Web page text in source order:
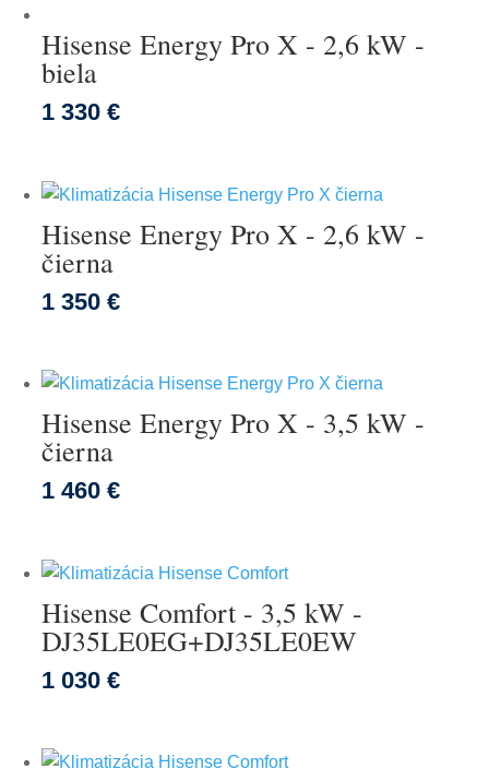
Hisense Energy Pro X - 2,6 kW -
biela
1 330 €
Hisense Energy Pro X - 2,6 kW -
čierna
1 350 €
Hisense Energy Pro X - 3,5 kW -
čierna
1 460 €
Hisense Comfort - 3,5 kW -
DJ35LE0EG+DJ35LE0EW
1 030 €